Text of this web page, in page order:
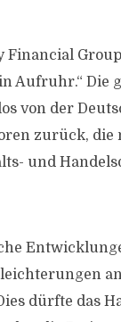
Financial
Aufruhr.“ Die
von der
zurück,
und
dürfte das